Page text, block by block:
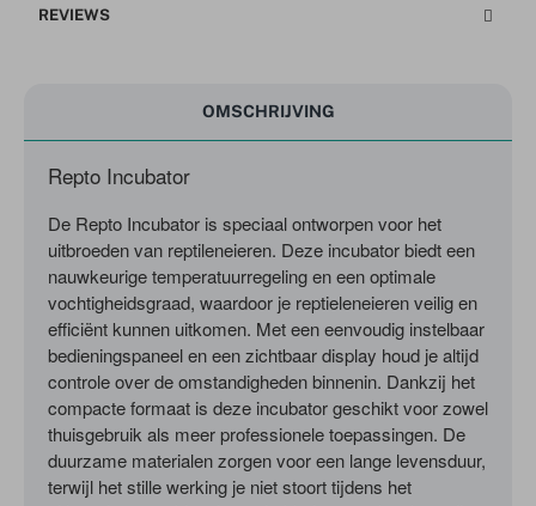
REVIEWS
OMSCHRIJVING
Repto Incubator
De Repto Incubator is speciaal ontworpen voor het
uitbroeden van reptileneieren. Deze incubator biedt een
nauwkeurige temperatuurregeling en een optimale
vochtigheidsgraad, waardoor je reptieleneieren veilig en
efficiënt kunnen uitkomen. Met een eenvoudig instelbaar
bedieningspaneel en een zichtbaar display houd je altijd
controle over de omstandigheden binnenin. Dankzij het
compacte formaat is deze incubator geschikt voor zowel
thuisgebruik als meer professionele toepassingen. De
duurzame materialen zorgen voor een lange levensduur,
terwijl het stille werking je niet stoort tijdens het